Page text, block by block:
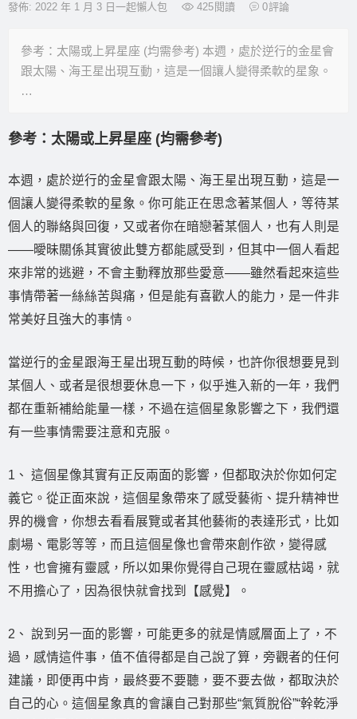
發佈: 2022 年 1 月 3 日一起懶人包 425 閱讀 0評論
參考：太陽或上昇星座 (均需參考) 本週，處於逆行的金星會
跟太陽、海王星出現互動，這是一個讓人變得柔軟的星象。
…
參考：太陽或上昇星座 (均需參考)
本週，處於逆行的金星會跟太陽、海王星出現互動，這是一
個讓人變得柔軟的星象。你可能正在思念著某個人，等待某
個人的聯絡與回復，又或者你在暗戀著某個人，也有人則是
——曖昧關係其實彼此雙方都能感受到，但其中一個人看起
來非常的逃避，不會主動釋放那些愛意——雖然看起來這些
事情帶著一絲絲苦與痛，但是能有喜歡人的能力，是一件非
常美好且強大的事情。
當逆行的金星跟海王星出現互動的時候，也許你很想要見到
某個人、或者是很想要休息一下，似乎進入新的一年，我們
都在重新補給能量一樣，不過在這個星象影響之下，我們還
有一些事情需要注意和克服。
1、 這個星像其實有正反兩面的影響，但都取決於你如何定
義它。從正面來說，這個星象帶來了感受藝術、提升精神世
界的機會，你想去看看展覽或者其他藝術的表達形式，比如
劇場、電影等等，而且這個星像也會帶來創作欲，變得感
性，也會擁有靈感，所以如果你覺得自己現在靈感枯竭，就
不用擔心了，因為很快就會找到【感覺】。
2、 說到另一面的影響，可能更多的就是情感層面上了，不
過，感情這件事，值不值得都是自己說了算，旁觀者的任何
建議，即便再中肯，最終要不要聽，要不要去做，都取決於
自己的心。這個星象真的會讓自己對那些“氣質脫俗”“幹乾淨